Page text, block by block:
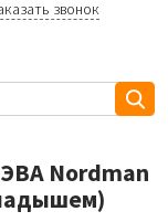
звонок
Nordman